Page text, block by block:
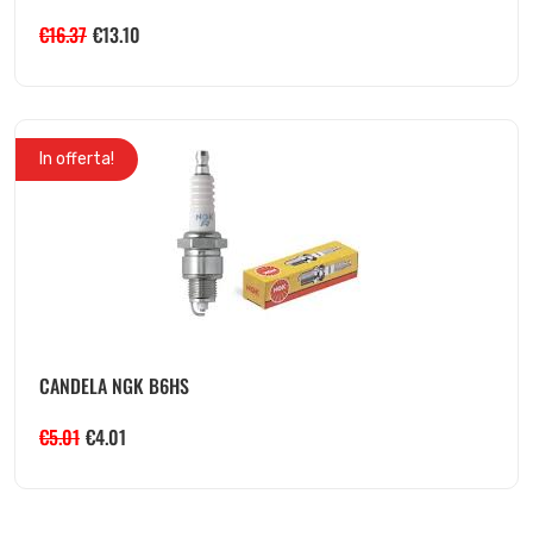
€16.37 €13.10
In offerta!
CANDELA NGK B6HS
€5.01 €4.01